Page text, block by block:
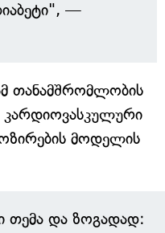
—
თანამშრომლობის
კარდიოვასკულური
მოდელის
თემა და ზოგადად: